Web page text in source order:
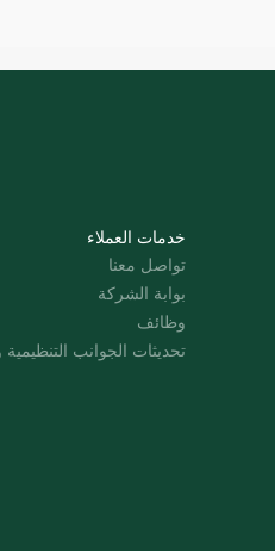
خدمات العملاء
تواصل معنا
بوابة الشركة
وظائف
تحديثات الجوانب التنظيمية